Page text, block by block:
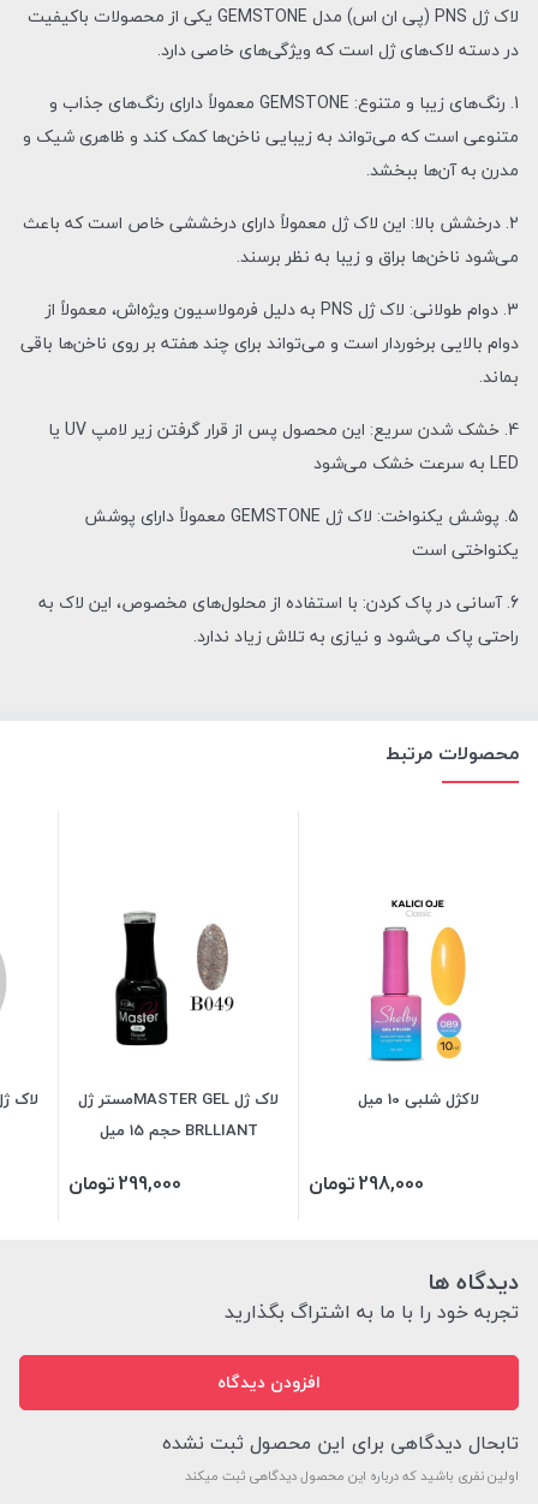
لاک ژل PNS (پی ان اس) مدل GEMSTONE یکی از محصولات باکیفیت
در دسته لاک‌های ژل است که ویژگی‌های خاصی دارد.
1. رنگ‌های زیبا و متنوع: GEMSTONE معمولاً دارای رنگ‌های جذاب و
متنوعی است که می‌تواند به زیبایی ناخن‌ها کمک کند و ظاهری شیک و
مدرن به آن‌ها ببخشد.
2. درخشش بالا: این لاک ژل معمولاً دارای درخششی خاص است که باعث
می‌شود ناخن‌ها براق و زیبا به نظر برسند.
3. دوام طولانی: لاک ژل PNS به دلیل فرمولاسیون ویژه‌اش، معمولاً از
دوام بالایی برخوردار است و می‌تواند برای چند هفته بر روی ناخن‌ها باقی
بماند.
4. خشک شدن سریع: این محصول پس از قرار گرفتن زیر لامپ UV یا
LED به سرعت خشک می‌شود
5. پوشش یکنواخت: لاک ژل GEMSTONE معمولاً دارای پوشش
یکنواختی است
6. آسانی در پاک کردن: با استفاده از محلول‌های مخصوص، این لاک به
راحتی پاک می‌شود و نیازی به تلاش زیاد ندارد.
محصولات مرتبط
لاکژل شلبی 10 میل
298,000تومان
لاک ژل MASTER GELمستر ژل
BRLLIANT حجم 15 میل
299,000تومان
دیدگاه ها
تجربه خود را با ما به اشتراگ بگذارید
افزودن دیدگاه
تابحال دیدگاهی برای این محصول ثبت نشده
اولین نفری باشید که درباره این محصول دیدگاهی ثبت میکند